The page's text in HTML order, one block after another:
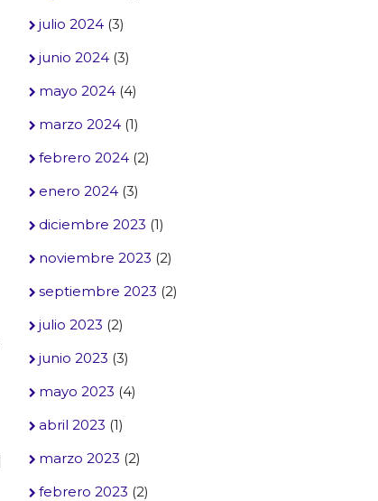
julio 2024 (3)
junio 2024 (3)
mayo 2024 (4)
marzo 2024 (1)
febrero 2024 (2)
enero 2024 (3)
diciembre 2023 (1)
noviembre 2023 (2)
septiembre 2023 (2)
julio 2023 (2)
junio 2023 (3)
mayo 2023 (4)
abril 2023 (1)
marzo 2023 (2)
febrero 2023 (2)